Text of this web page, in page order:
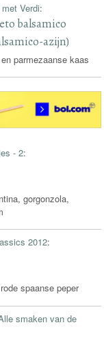
Verdi:
balsamico
azijn)
parmezaanse kaas
- 2:
gorgonzola,
2012:
spaanse peper
smaken van de